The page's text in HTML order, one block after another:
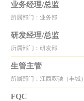
业务经理/总监
所属部门：业务部
研发经理/总监
所属部门：研发部
生管主管
所属部门：江西双驰（丰城）
FQC